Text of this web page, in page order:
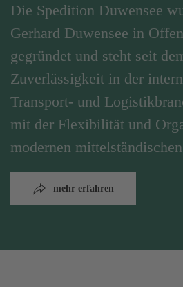
Die Spedition Duwensee
Gerhard Duwensee in
gegründet und steht seit
Zuverlässigkeit in der
Transport- und
mit der Flexibilität und
modernen
mehr erfahren